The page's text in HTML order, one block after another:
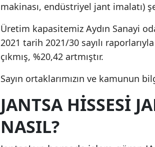
makinası, endüstriyel jant imalatı)
Üretim kapasitemiz Aydın Sanayi
2021 tarih 2021/30 sayılı
çıkmış, %20,42 artmıştır.
Sayın ortaklarımızın ve kamunun
JANTSA HISSESI
NASIL?